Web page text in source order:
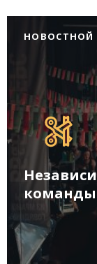
НОВОСТНОЙ